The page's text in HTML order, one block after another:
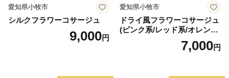
台東区企画財政部財政課
電話番号：03-5246-1071
愛知県小牧市
シルクフラワーコサージュ
9,000円
愛知県小牧市
ドライ風フラワーコサージュ
(ピンク系/レッド系/オレンジ
系/ホワイト系/イエロー系/グ
リーン系/ブルー系）7,000円